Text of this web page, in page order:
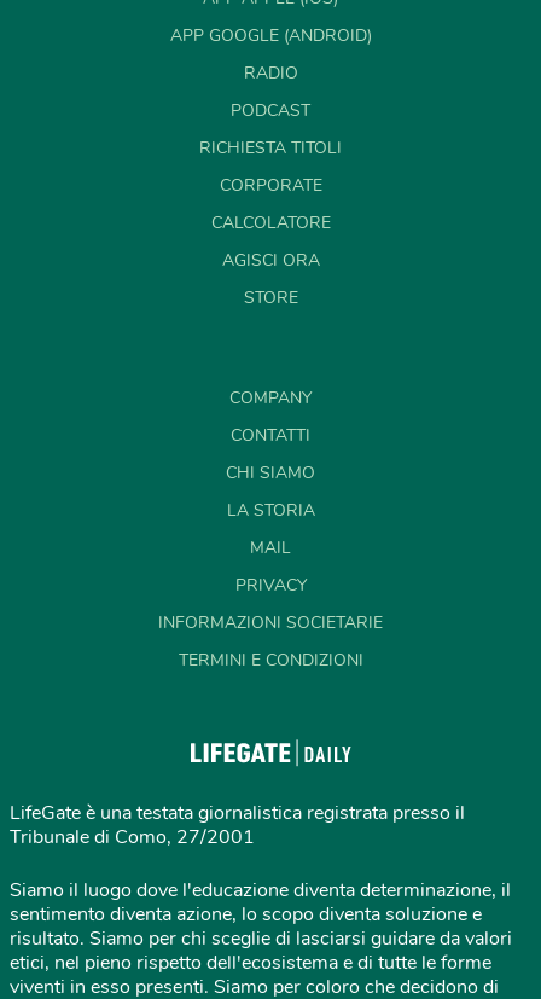
APP GOOGLE (ANDROID)
RADIO
PODCAST
RICHIESTA TITOLI
CORPORATE
CALCOLATORE
AGISCI ORA
STORE
COMPANY
CONTATTI
CHI SIAMO
LA STORIA
MAIL
PRIVACY
INFORMAZIONI SOCIETARIE
TERMINI E CONDIZIONI
LifeGate è una testata giornalistica registrata presso il
Tribunale di Como, 27/2001
Siamo il luogo dove l'educazione diventa determinazione, il
sentimento diventa azione, lo scopo diventa soluzione e
risultato. Siamo per chi sceglie di lasciarsi guidare da valori
etici, nel pieno rispetto dell'ecosistema e di tutte le forme
viventi in esso presenti. Siamo per coloro che decidono di